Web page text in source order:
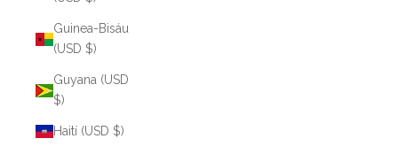
Guinea-Bisáu
(USD $)
Guyana (USD
$)
Haití (USD $)